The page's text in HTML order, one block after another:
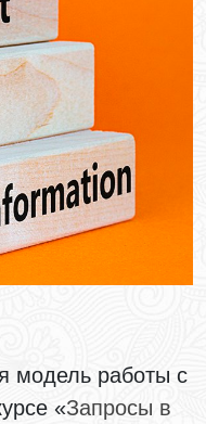
модель работы с
«Запросы в